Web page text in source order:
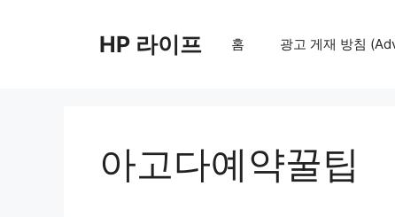
HP 라이프 홈 광고 게재 방침
아고다예약꿀팁